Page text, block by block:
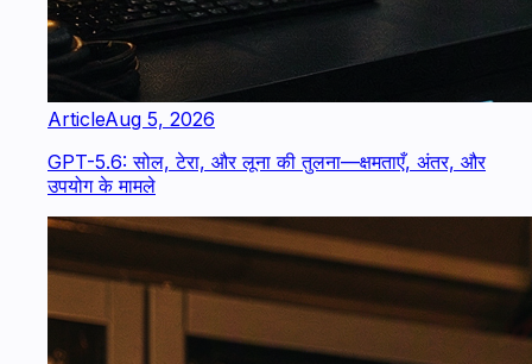
ArticleAug 5, 2026
GPT-5.6: सोल, टेरा, और लूना की तुलना—क्षमताएँ, अंतर, और
उपयोग के मामले